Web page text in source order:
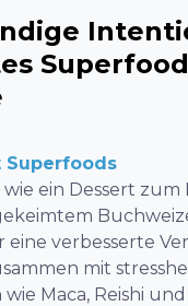
Superfoods
ein Dessert
eine verbesserte
mit
Maca, Reishi